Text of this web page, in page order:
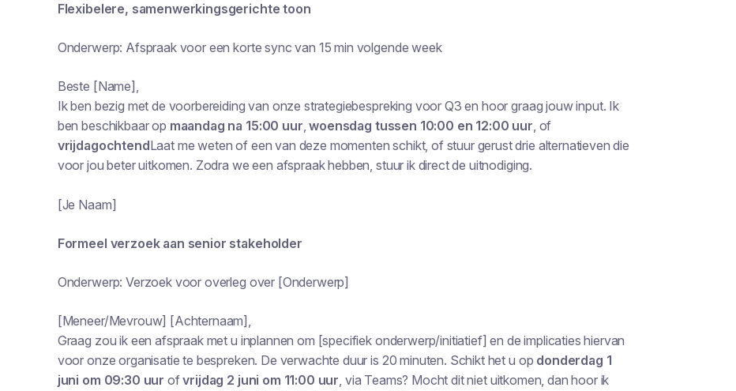
Flexibelere, samenwerkingsgerichte toon
Onderwerp: Afspraak voor een korte sync van 15 min volgende week
Beste [Name],
Ik ben bezig met de voorbereiding van onze strategiebespreking voor Q3 en hoor graag jouw input. Ik
ben beschikbaar op maandag na 15:00 uur,woensdag tussen 10:00 en 12:00 uur, of
vrijdagochtendLaat me weten of een van deze momenten schikt, of stuur gerust drie alternatieven die
voor jou beter uitkomen. Zodra we een afspraak hebben, stuur ik direct de uitnodiging.
[Je Naam]
Formeel verzoek aan senior stakeholder
Onderwerp: Verzoek voor overleg over [Onderwerp]
[Meneer/Mevrouw] [Achternaam],
Graag zou ik een afspraak met u inplannen om [specifiek onderwerp/initiatief] en de implicaties hiervan
voor onze organisatie te bespreken. De verwachte duur is 20 minuten. Schikt het u op donderdag 1
juni om 09:30 uur ofvrijdag 2 juni om 11:00 uur, via Teams? Mocht dit niet uitkomen, dan hoor ik